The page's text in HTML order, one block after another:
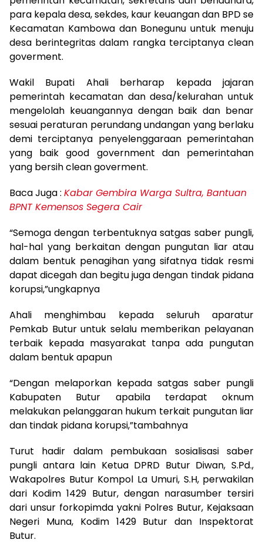
para kepala desa, sekdes, kaur keuangan dan BPD se
Kecamatan Kambowa dan Bonegunu untuk menuju
desa berintegritas dalam rangka terciptanya clean
goverment.
Wakil Bupati Ahali berharap kepada jajaran
pemerintah kecamatan dan desa/kelurahan untuk
mengelolah keuangannya dengan baik dan benar
sesuai peraturan perundang undangan yang berlaku
demi terciptanya penyelenggaraan pemerintahan
yang baik good government dan pemerintahan
yang bersih clean goverment.
Baca Juga : Kabar Gembira Warga Sultra, Bantuan
BPNT Kemensos Segera Cair
“Semoga dengan terbentuknya satgas saber pungli,
hal-hal yang berkaitan dengan pungutan liar atau
dalam bentuk penagihan yang sifatnya tidak resmi
dapat dicegah dan begitu juga dengan tindak pidana
korupsi,”ungkapnya
Ahali menghimbau kepada seluruh aparatur
Pemkab Butur untuk selalu memberikan pelayanan
terbaik kepada masyarakat tanpa ada pungutan
dalam bentuk apapun
“Dengan melaporkan kepada satgas saber pungli
Kabupaten Butur apabila terdapat oknum
melakukan pelanggaran hukum terkait pungutan liar
dan tindak pidana korupsi,”tambahnya
Turut hadir dalam pembukaan sosialisasi saber
pungli antara lain Ketua DPRD Butur Diwan, S.Pd.,
Wakapolres Butur Kompol La Umuri, S.H, perwakilan
dari Kodim 1429 Butur, dengan narasumber tersiri
dari unsur forkopimda yakni Polres Butur, Kejaksaan
Negeri Muna, Kodim 1429 Butur dan Inspektorat
Butur.